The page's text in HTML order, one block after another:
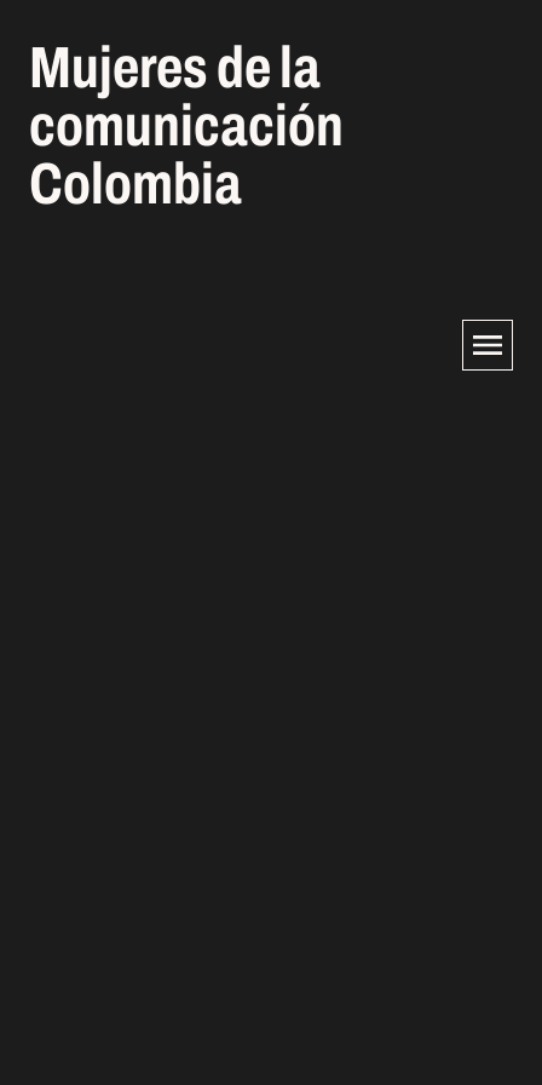
Mujeres de la
comunicación
Colombia